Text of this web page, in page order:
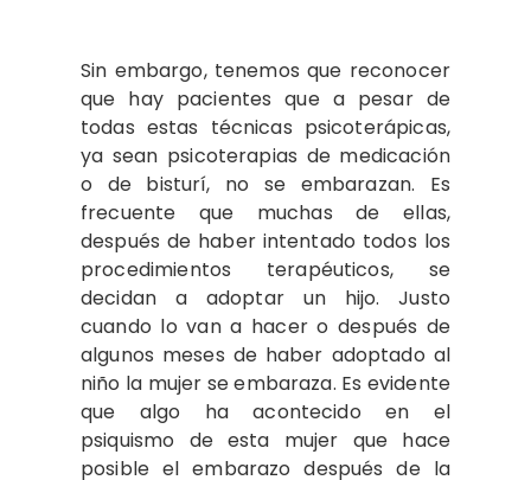
Sin embargo, tenemos que reconocer
que hay pacientes que a pesar de
todas estas técnicas psicoterápicas,
ya sean psicoterapias de medicación
o de bisturí, no se embarazan. Es
frecuente que muchas de ellas,
después de haber intentado todos los
procedimientos terapéuticos, se
decidan a adoptar un hijo. Justo
cuando lo van a hacer o después de
algunos meses de haber adoptado al
niño la mujer se embaraza. Es evidente
que algo ha acontecido en el
psiquismo de esta mujer que hace
posible el embarazo después de la